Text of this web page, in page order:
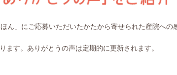
ん」にご応募いただいたかたから寄せられた産院への
す。ありがとうの声は定期的に更新されます。